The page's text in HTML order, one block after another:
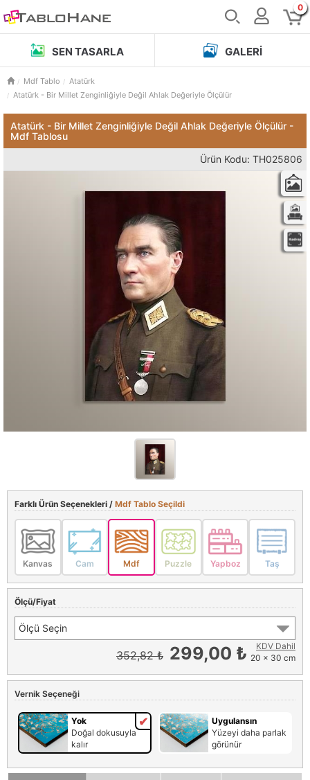
0
SEN TASARLA GALERI
Mdf Tablo
Atatürk
Atatürk - Bir Millet Zenginliğiyle Değil Ahlak Değeriyle Ölçülür
Atatürk - Bir Millet Zenginliğiyle Değil Ahlak Değeriyle Ölçülür -
Mdf Tablosu
Ürün Kodu: TH025806
Farklı Ürün Seçenekleri / Mdf Tablo Seçildi
Kanvas Cam Mdf Puzzle Yapboz Taş
Ölçü/Fiyat
Ölçü Seçin
352,82 ₺ 299,00 ₺
KDV Dahil
20 x 30 cm
Vernik Seçeneği
Yok
Doğal dokusuyla
kalır
Uygulansın
Yüzeyi daha parlak
görünür